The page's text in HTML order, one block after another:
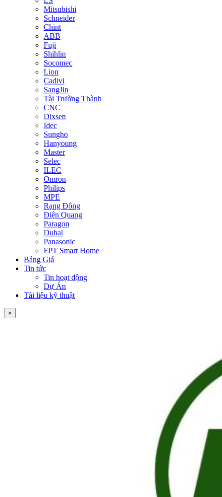
Mitsubishi
Schneider
Chint
ABB
Fuji
Shihlin
Socomec
Lion
Cadivi
SangJin
Tài Trường Thành
CNC
Dixsen
Idec
Sungho
Hanyoung
Master
Selec
ILEC
Omron
Philips
MPE
Rạng Đông
Điện Quang
Paragon
Duhal
Panasonic
FPT Smart Home
Bảng Giá
Tin tức
Tin hoạt động
Dự Án
Tài liệu kỹ thuật
×